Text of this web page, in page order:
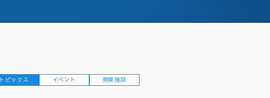
トピックス イベント 商業施設